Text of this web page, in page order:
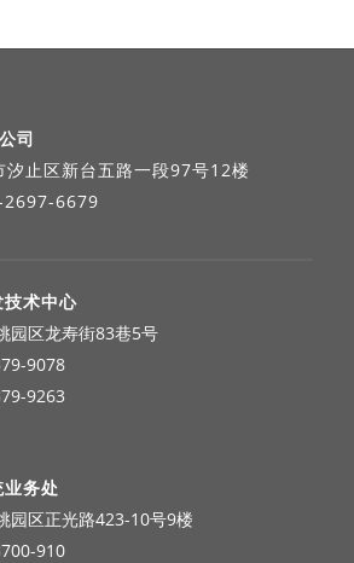
司
止区新台五路一段97号12楼
6679
术中心
园区龙寿街83巷5号
9078
9263
务处
园区正光路423-10号9楼
910